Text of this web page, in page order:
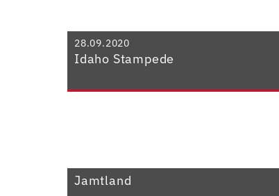
28.09.2020
Idaho Stampede
Jamtland